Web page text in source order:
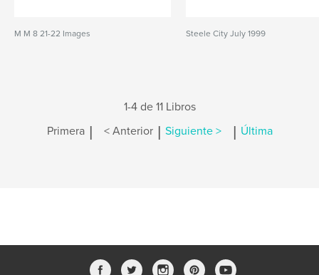
M M 8 21-22 Images Steele City July 1999
1-4 de 11 Libros
Primera | < Anterior | Siguiente > | Última